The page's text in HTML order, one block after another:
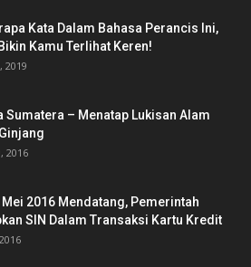
Kata Dalam Bahasa Perancis Ini,
Kamu Terlihat Keren!
2019
Sumatera – Menatap Lukisan Alam
2016
2016 Mendatang, Pemerintah
SIN Dalam Transaksi Kartu Kredit